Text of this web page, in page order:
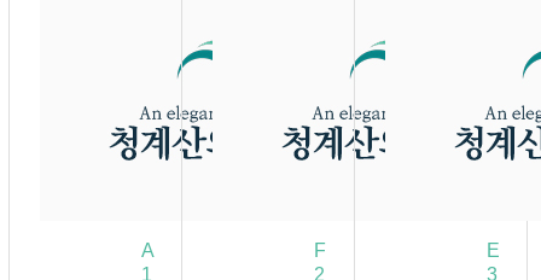
A
1
F
2
E
3